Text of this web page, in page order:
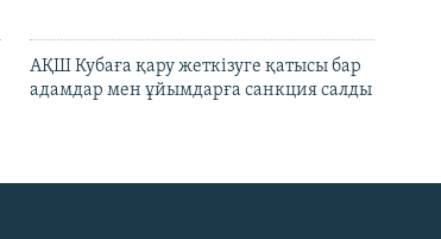
АҚШ Кубаға қару жеткізуге қатысы бар
адамдар мен ұйымдарға санкция салды